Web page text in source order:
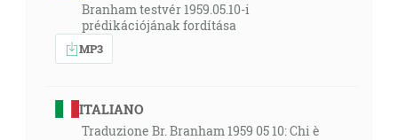
Branham testvér 1959.05.10-i
prédikációjának fordítása
MP3
ITALIANO
Traduzione Br. Branham 1959 05 10: Chi è